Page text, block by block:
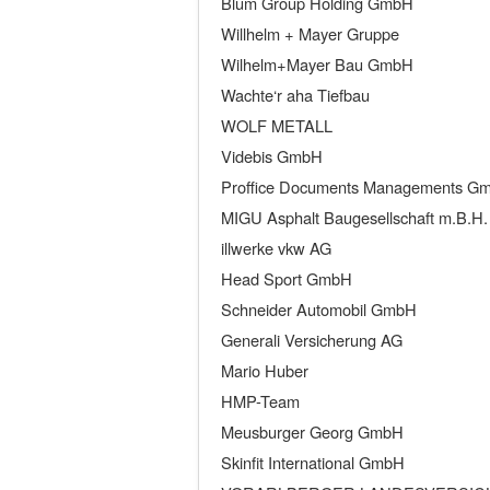
Willhelm + Mayer Gruppe
Wilhelm+Mayer Bau GmbH
Wachte‘r aha Tiefbau
WOLF METALL
Videbis GmbH
Proffice Documents Managements
MIGU Asphalt Baugesellschaft m.B.H.
illwerke vkw AG
Head Sport GmbH
Schneider Automobil GmbH
Generali Versicherung AG
Mario Huber
HMP-Team
Meusburger Georg GmbH
Skinfit International GmbH